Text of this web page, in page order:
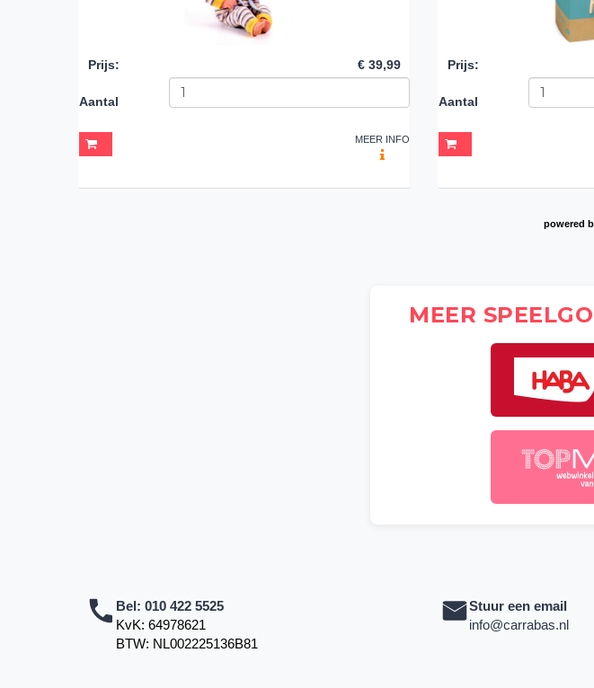
Prijs: € 39,99
Aantal
MEER INFO
Prijs:
Aantal
powered
MEER
Bel: 010 422 5525
KvK: 64978621
BTW: NL002225136B81
Stuur een email
info@carrabas.nl